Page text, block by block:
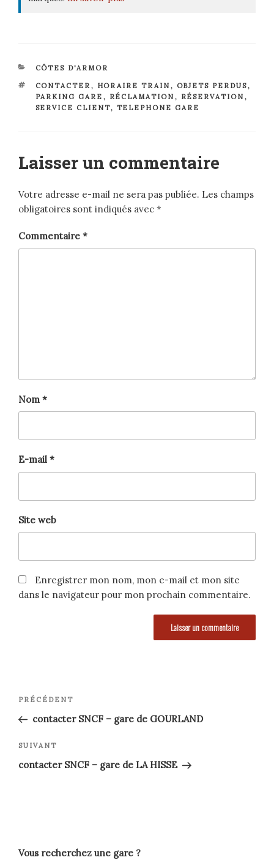
CATÉGORIES
CÔTES D'ARMOR
ÉTIQUETTES
CONTACTER, HORAIRE TRAIN , OBJETS PERDUS,
PARKING GARE , RÉCLAMATION , RÉSERVATION ,
SERVICE CLIENT, TELEPHONE GARE
Laisser un commentaire
Votre adresse e-mail ne sera pas publiée. Les champs
obligatoires sont indiqués avec *
Commentaire *
Nom *
E-mail *
Site web
Enregistrer mon nom, mon e-mail et mon site
dans le navigateur pour mon prochain commentaire.
Navigation
de
l’article
Article
précédent
PRÉCÉDENT
contacter SNCF – gare de GOURLAND
Article
suivant
SUIVANT
contacter SNCF – gare de LA HISSE
Vous recherchez une gare ?